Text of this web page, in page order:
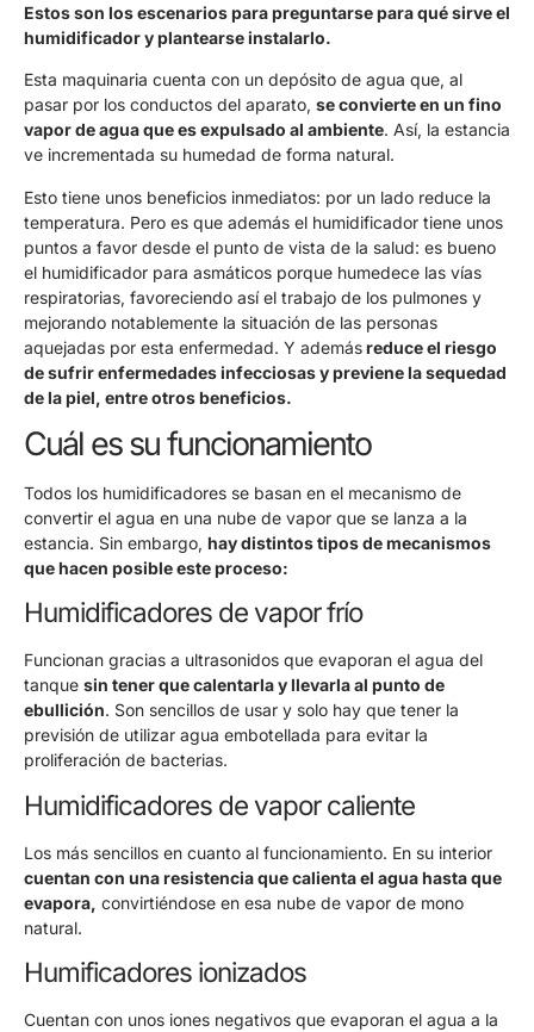
Estos son los escenarios para preguntarse para qué sirve el
humidificador y plantearse instalarlo.
Esta maquinaria cuenta con un depósito de agua que, al
pasar por los conductos del aparato, se convierte en un fino
vapor de agua que es expulsado al ambiente. Así, la estancia
ve incrementada su humedad de forma natural.
Esto tiene unos beneficios inmediatos: por un lado reduce la
temperatura. Pero es que además el humidificador tiene unos
puntos a favor desde el punto de vista de la salud: es bueno
el humidificador para asmáticos porque humedece las vías
respiratorias, favoreciendo así el trabajo de los pulmones y
mejorando notablemente la situación de las personas
aquejadas por esta enfermedad. Y ademásreduce el riesgo
de sufrir enfermedades infecciosas y previene la sequedad
de la piel, entre otros beneficios.
Cuál es su funcionamiento
Todos los humidificadores se basan en el mecanismo de
convertir el agua en una nube de vapor que se lanza a la
estancia. Sin embargo, hay distintos tipos de mecanismos
que hacen posible este proceso:
Humidificadores de vapor frío
Funcionan gracias a ultrasonidos que evaporan el agua del
tanque sin tener que calentarla y llevarla al punto de
ebullición. Son sencillos de usar y solo hay que tener la
previsión de utilizar agua embotellada para evitar la
proliferación de bacterias.
Humidificadores de vapor caliente
Los más sencillos en cuanto al funcionamiento. En su interior
cuentan con una resistencia que calienta el agua hasta que
evapora, convirtiéndose en esa nube de vapor de mono
natural.
Humificadores ionizados
Cuentan con unos iones negativos que evaporan el agua a la